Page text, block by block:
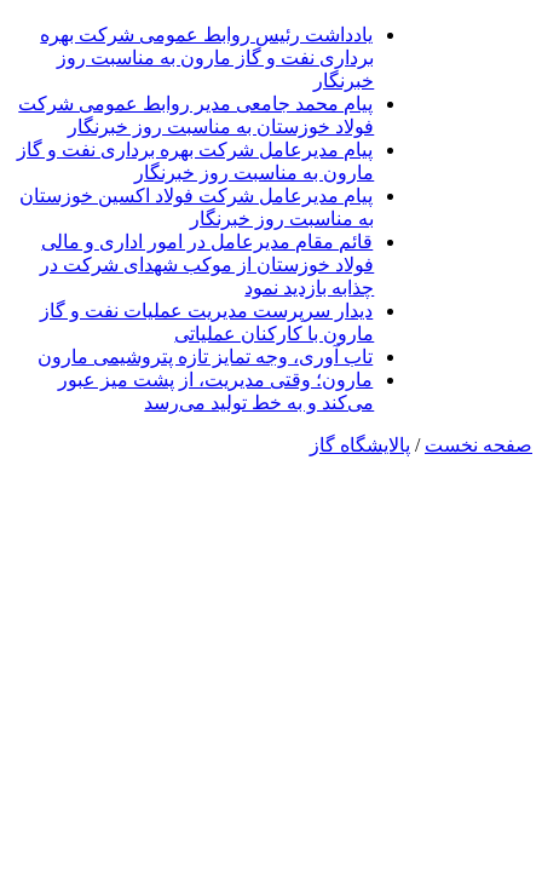
یادداشت رئیس روابط عمومی شرکت بهره
برداری نفت و گاز مارون به مناسبت روز
خبرنگار
پیام محمد جامعی مدیر روابط عمومی شرکت
فولاد خوزستان به مناسبت روز خبرنگار
پیام مدیرعامل شرکت بهره برداری نفت و گاز
مارون به مناسبت روز خبرنگار
پیام مدیرعامل شرکت فولاد اکسین خوزستان
به مناسبت روز خبرنگار
قائم مقام مدیرعامل در امور اداری و مالی
فولاد خوزستان از موکب شهدای شرکت در
چذابه بازدید نمود
دیدار سرپرست مدیریت عملیات نفت و گاز
مارون با کارکنان عملیاتی
تاب آوری، وجه تمایز تازه پتروشیمی مارون
مارون؛ وقتی مدیریت، از پشت میز عبور
می‌کند و به خط تولید می‌رسد
صفحه نخست / پالایشگاه گاز